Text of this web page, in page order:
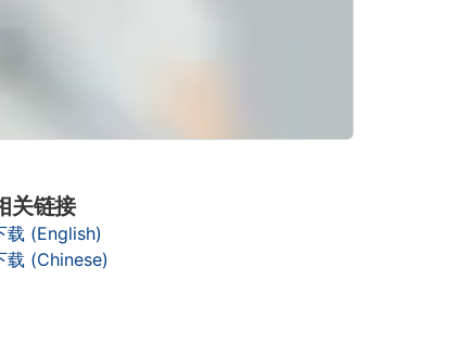
关链接
载 (English)
载 (Chinese)